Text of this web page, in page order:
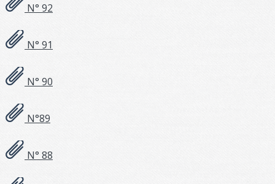
N° 92
N° 91
N° 90
N°89
N° 88